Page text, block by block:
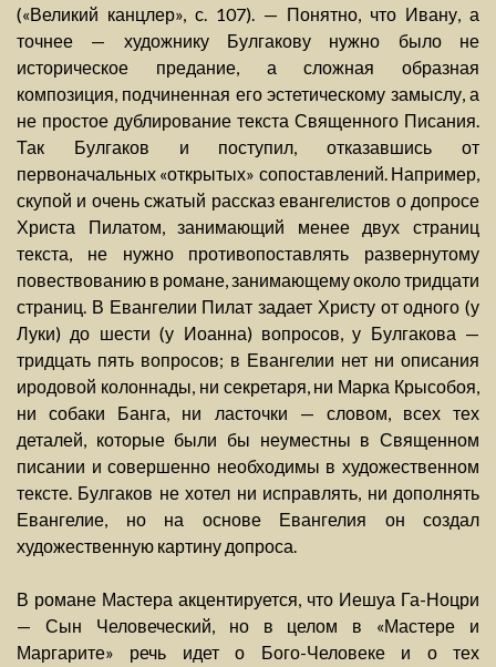
(«Великий канцлер», с. 107). — Понятно, что Ивану, а
точнее — художнику Булгакову нужно было не
историческое предание, а сложная образная
композиция, подчиненная его эстетическому замыслу, а
не простое дублирование текста Священного Писания.
Так Булгаков и поступил, отказавшись от
первоначальных «открытых» сопоставлений. Например,
скупой и очень сжатый рассказ евангелистов о допросе
Христа Пилатом, занимающий менее двух страниц
текста, не нужно противопоставлять развернутому
повествованию в романе, занимающему около тридцати
страниц. В Евангелии Пилат задает Христу от одного (у
Луки) до шести (у Иоанна) вопросов, у Булгакова —
тридцать пять вопросов; в Евангелии нет ни описания
иродовой колоннады, ни секретаря, ни Марка Крысобоя,
ни собаки Банга, ни ласточки — словом, всех тех
деталей, которые были бы неуместны в Священном
писании и совершенно необходимы в художественном
тексте. Булгаков не хотел ни исправлять, ни дополнять
Евангелие, но на основе Евангелия он создал
художественную картину допроса.
В романе Мастера акцентируется, что Иешуа Га-Ноцри
— Сын Человеческий, но в целом в «Мастере и
Маргарите» речь идет о Бого-Человеке и о тех